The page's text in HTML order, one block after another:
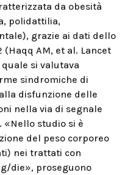
da obesità
polidattilia,
grazie ai dati dello
(Haqq AM, et al. Lancet
si valutava
sindromiche di
disfunzione delle
nella via di segnale
«Nello studio si è
del peso corporeo
nei trattati con
die», proseguono